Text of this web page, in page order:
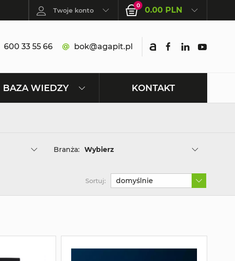
Twoje konto
0 0.00 PLN
600 33 55 66 bok@agapit.pl
BAZA WIEDZY KONTAKT
Branża: Wybierz
Sortuj: domyślnie